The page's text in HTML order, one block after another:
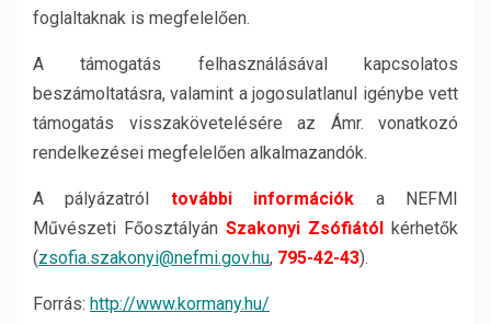
foglaltaknak is megfelelően.
A támogatás felhasználásával kapcsolatos
beszámoltatásra, valamint a jogosulatlanul igénybe vett
támogatás visszakövetelésére az Ámr. vonatkozó
rendelkezései megfelelően alkalmazandók.
A pályázatról további információk a NEFMI
Művészeti Főosztályán Szakonyi Zsófiától kérhetők
(zsofia.szakonyi@nefmi.gov.hu, 795-42-43).
Forrás: http://www.kormany.hu/